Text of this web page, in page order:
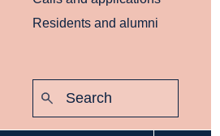
Residents and alumni